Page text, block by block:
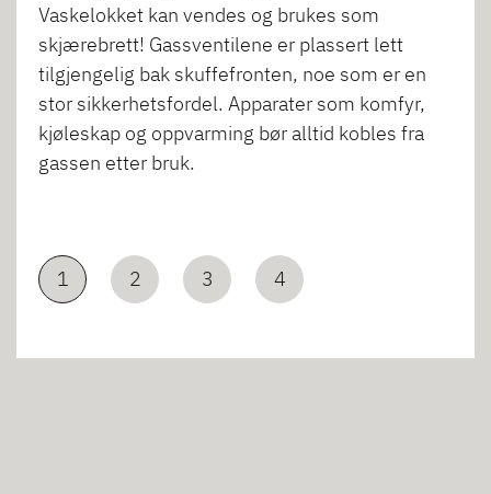
Vaskelokket kan vendes og brukes som
skjærebrett! Gassventilene er plassert lett
tilgjengelig bak skuffefronten, noe som er en
stor sikkerhetsfordel. Apparater som komfyr,
kjøleskap og oppvarming bør alltid kobles fra
gassen etter bruk.
1 2 3 4